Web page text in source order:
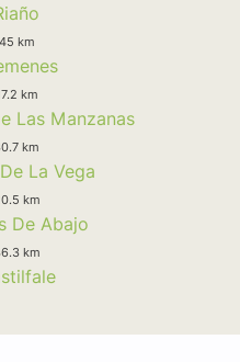
45 km
km
Las Manzanas
km
La Vega
km
De Abajo
km